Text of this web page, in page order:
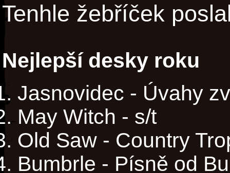
Tenhle žebříček
Nejlepší desky roku
Jasnovidec - Úvahy
May Witch - s/t
Old Saw - Country
Bumbrle - Písně od